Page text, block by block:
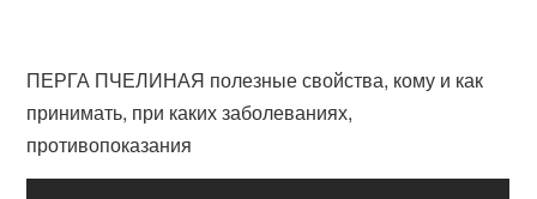
ПЕРГА ПЧЕЛИНАЯ полезные свойства, кому и как
принимать, при каких заболеваниях,
противопоказания